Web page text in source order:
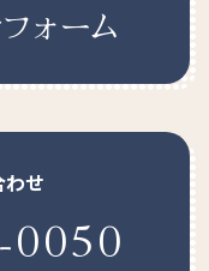
ォーム
わせ